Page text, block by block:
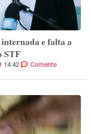
e falta a
STF
14:42 Comente